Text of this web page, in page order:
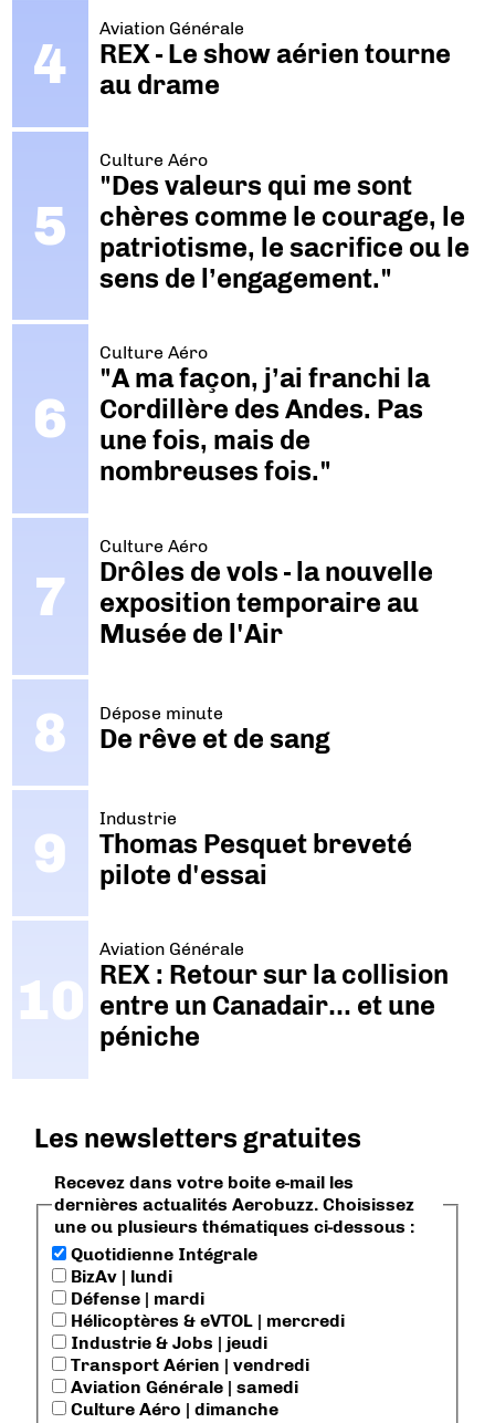
Aviation Générale
REX - Le show aérien tourne
au drame
Culture Aéro
"Des valeurs qui me sont
chères comme le courage, le
patriotisme, le sacrifice ou le
sens de l’engagement."
Culture Aéro
"A ma façon, j’ai franchi la
Cordillère des Andes. Pas
une fois, mais de
nombreuses fois."
Culture Aéro
Drôles de vols - la nouvelle
exposition temporaire au
Musée de l'Air
Dépose minute
De rêve et de sang
Industrie
Thomas Pesquet breveté
pilote d'essai
Aviation Générale
REX : Retour sur la collision
entre un Canadair… et une
péniche
Les newsletters gratuites
Recevez dans votre boite e-mail les
dernières actualités Aerobuzz. Choisissez
une ou plusieurs thématiques ci-dessous :
Quotidienne Intégrale
BizAv | lundi
Défense | mardi
Hélicoptères & eVTOL | mercredi
Industrie & Jobs | jeudi
Transport Aérien | vendredi
Aviation Générale | samedi
Culture Aéro | dimanche